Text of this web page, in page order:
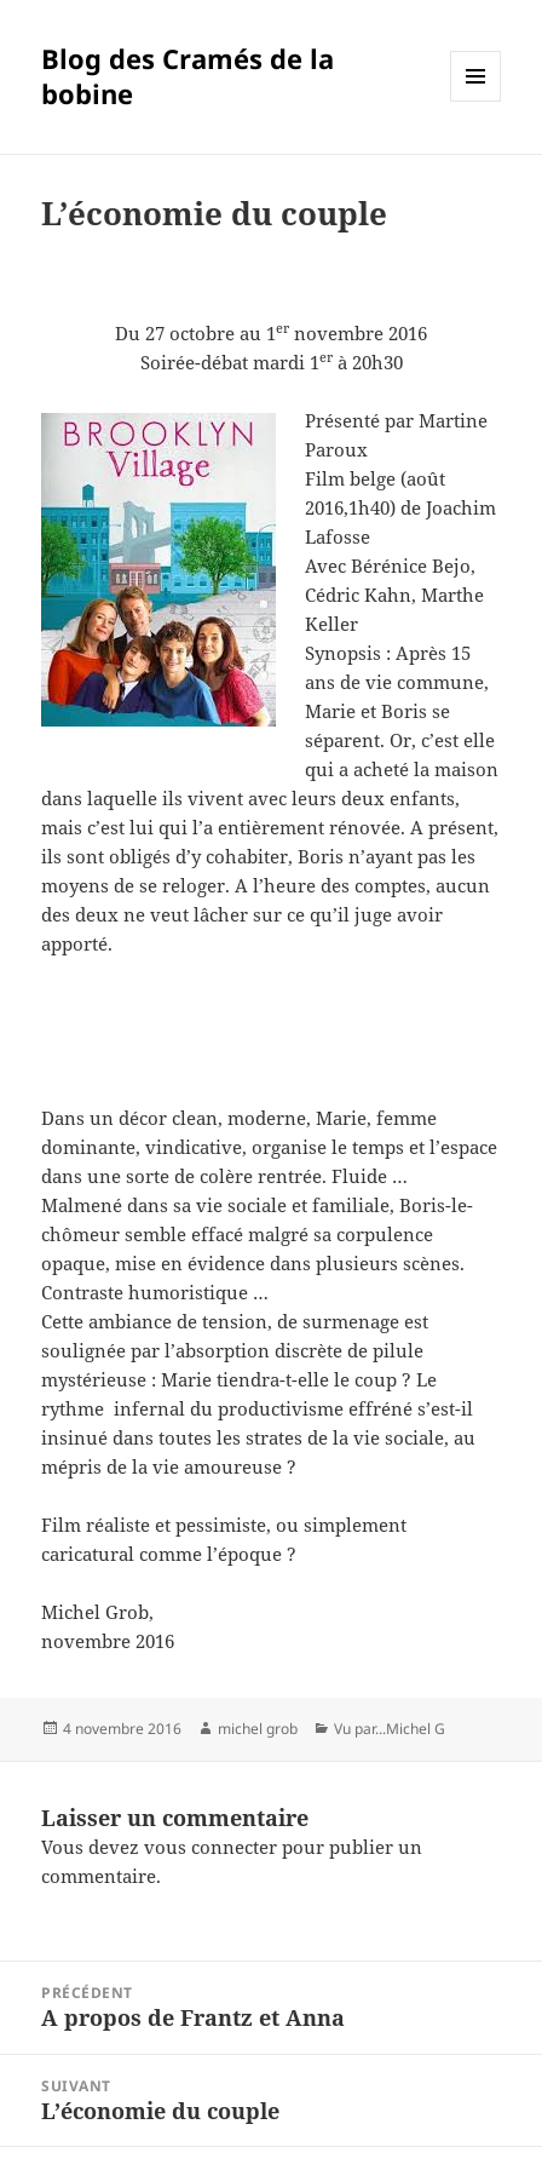
Blog des Cramés de la
bobine
L’économie du couple
Du 27 octobre au 1er novembre 2016
Soirée-débat mardi 1erà 20h30
Présenté par Martine
Paroux
Film belge (août
2016,1h40) de Joachim
Lafosse
Avec Bérénice Bejo,
Cédric Kahn, Marthe
Keller
Synopsis : Après 15
ans de vie commune,
Marie et Boris se
séparent. Or, c’est elle
qui a acheté la maison
dans laquelle ils vivent avec leurs deux enfants,
mais c’est lui qui l’a entièrement rénovée. A présent,
ils sont obligés d’y cohabiter, Boris n’ayant pas les
moyens de se reloger. A l’heure des comptes, aucun
des deux ne veut lâcher sur ce qu’il juge avoir
apporté.
Dans un décor clean, moderne, Marie, femme
dominante, vindicative, organise le temps et l’espace
dans une sorte de colère rentrée. Fluide …
Malmené dans sa vie sociale et familiale, Boris-le-
chômeur semble effacé malgré sa corpulence
opaque, mise en évidence dans plusieurs scènes.
Contraste humoristique …
Cette ambiance de tension, de surmenage est
soulignée par l’absorption discrète de pilule
mystérieuse : Marie tiendra-t-elle le coup ? Le
rythme infernal du productivisme effréné s’est-il
insinué dans toutes les strates de la vie sociale, au
mépris de la vie amoureuse ?
Film réaliste et pessimiste, ou simplement
caricatural comme l’époque ?
Michel Grob,
novembre 2016
Publié
4 novembre 2016 Auteur
michel grob Catégories
Vu par...Michel G
Laisser un commentaire
Vous devezvous connecter pour publier un
commentaire.
l’article
PRÉCÉDENT
Article
A propos de Frantz et Anna
SUIVANT
Article
L’économie du couple